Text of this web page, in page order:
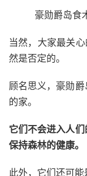
豪勋爵岛食
当然，大家最关
然是否定的。
顾名思义，豪勋
的家。
它们不会进入人们
保持森林的健康。
此外，它们还可能